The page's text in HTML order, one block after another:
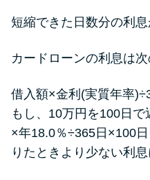
短縮できた日数分の利息
カードローンの利息は
借入額×金利(実質年率
もし、10万円を100日
×年18.0％÷365日×100
りたときより少ない利息